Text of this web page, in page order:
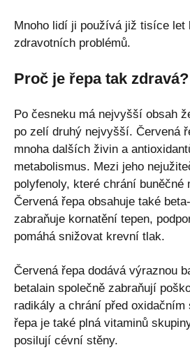
Mnoho lidí ji používá již tisíce let
zdravotních problémů.
Proč je řepa tak zdravá?
Po česneku má nejvyšší obsah
po zelí druhý nejvyšší. Červená
mnoha dalších živin a
metabolismus. Mezi jeho
polyfenoly, které chrání buněčné
Červená řepa obsahuje také
zabraňuje kornatění tepen,
pomáhá snižovat krevní tlak.
Červená řepa dodává výraznou
betalain společně zabraňují
radikály a chrání před oxidačním
řepa je také plná vitaminů
posilují cévní stěny.